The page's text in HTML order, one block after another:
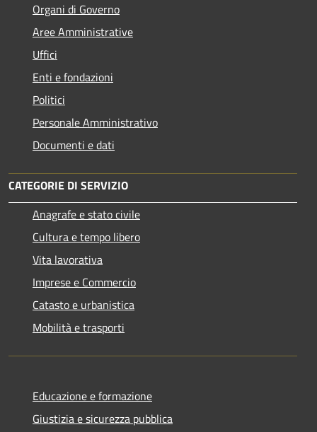
Organi di Governo
Aree Amministrative
Uffici
Enti e fondazioni
Politici
Personale Amministrativo
Documenti e dati
CATEGORIE DI SERVIZIO
Anagrafe e stato civile
Cultura e tempo libero
Vita lavorativa
Imprese e Commercio
Catasto e urbanistica
Mobilità e trasporti
Educazione e formazione
Giustizia e sicurezza pubblica